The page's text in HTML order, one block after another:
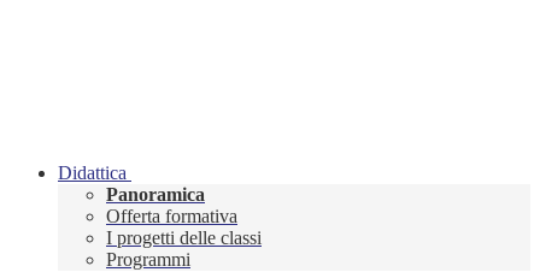
Didattica
Panoramica
Offerta formativa
I progetti delle classi
Programmi